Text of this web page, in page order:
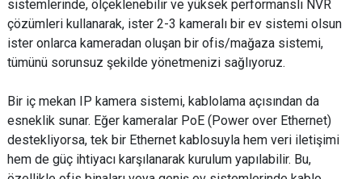
sistemlerinde, ölçeklenebilir ve yüksek performanslı NVR
çözümleri kullanarak, ister 2-3 kameralı bir ev sistemi olsun
ister onlarca kameradan oluşan bir ofis/mağaza sistemi,
tümünü sorunsuz şekilde yönetmenizi sağlıyoruz.
Bir iç mekan IP kamera sistemi, kablolama açısından da
esneklik sunar. Eğer kameralar PoE (Power over Ethernet)
destekliyorsa, tek bir Ethernet kablosuyla hem veri iletişimi
hem de güç ihtiyacı karşılanarak kurulum yapılabilir. Bu,